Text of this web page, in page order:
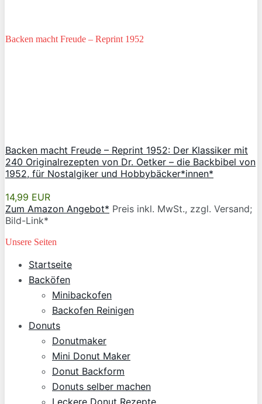
Backen macht Freude – Reprint 1952
Backen macht Freude – Reprint 1952: Der Klassiker mit
240 Originalrezepten von Dr. Oetker – die Backbibel von
1952, für Nostalgiker und Hobbybäcker*innen*
14,99 EUR
Zum Amazon Angebot* Preis inkl. MwSt., zzgl. Versand;
Bild-Link*
Unsere Seiten
Startseite
Backöfen
Minibackofen
Backofen Reinigen
Donuts
Donutmaker
Mini Donut Maker
Donut Backform
Donuts selber machen
Leckere Donut Rezepte